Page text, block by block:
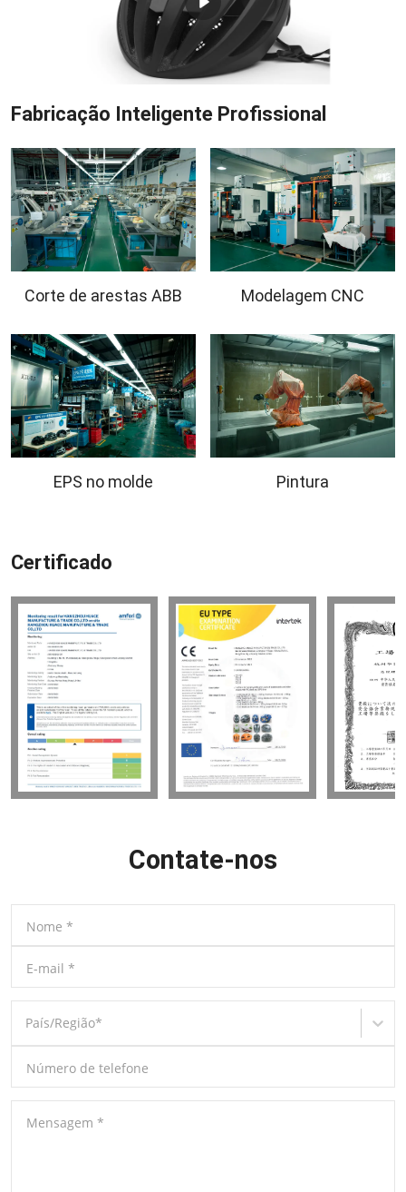
Fabricação Inteligente Profissional
Corte de arestas ABB Modelagem CNC
EPS no molde Pintura
Certificado
Contate-nos
Nome *
E-mail *
País/Região*
Número de telefone
Mensagem *